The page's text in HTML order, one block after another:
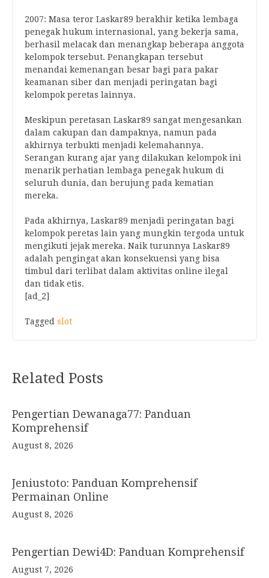
2007: Masa teror Laskar89 berakhir ketika lembaga
penegak hukum internasional, yang bekerja sama,
berhasil melacak dan menangkap beberapa anggota
kelompok tersebut. Penangkapan tersebut
menandai kemenangan besar bagi para pakar
keamanan siber dan menjadi peringatan bagi
kelompok peretas lainnya.
Meskipun peretasan Laskar89 sangat mengesankan
dalam cakupan dan dampaknya, namun pada
akhirnya terbukti menjadi kelemahannya.
Serangan kurang ajar yang dilakukan kelompok ini
menarik perhatian lembaga penegak hukum di
seluruh dunia, dan berujung pada kematian
mereka.
Pada akhirnya, Laskar89 menjadi peringatan bagi
kelompok peretas lain yang mungkin tergoda untuk
mengikuti jejak mereka. Naik turunnya Laskar89
adalah pengingat akan konsekuensi yang bisa
timbul dari terlibat dalam aktivitas online ilegal
dan tidak etis.
[ad_2]
Tagged slot
Related Posts
Pengertian Dewanaga77: Panduan
Komprehensif
August 8, 2026
Jeniustoto: Panduan Komprehensif
Permainan Online
August 8, 2026
Pengertian Dewi4D: Panduan Komprehensif
August 7, 2026
Post